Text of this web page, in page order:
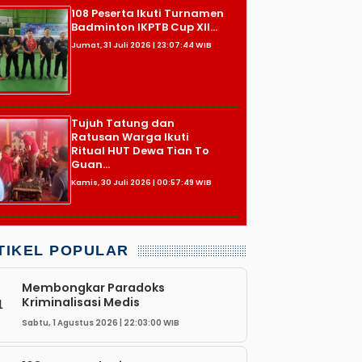
108 Peserta Ikuti Turnamen
Badminton IKPTB Cup XII...
Jumat, 31 Juli 2026 | 23:07:44 WIB
Tujuh Tatung dan
Ratusan Warga Ikuti
Ritual HUT Dewa Tian To
Guan...
Kamis, 30 Juli 2026 | 00:57:49 WIB
POPULAR
Membongkar Paradoks
Kriminalisasi Medis
Sabtu, 1 Agustus 2026 | 22:03:00 WIB